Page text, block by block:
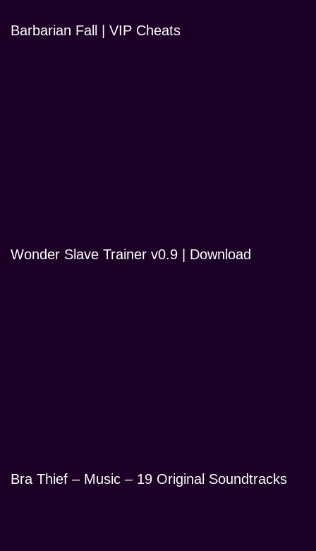
Barbarian Fall | VIP Cheats
Wonder Slave Trainer v0.9 | Download
Bra Thief – Music – 19 Original Soundtracks